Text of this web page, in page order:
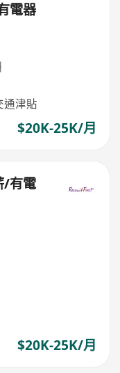
電器
通津貼
$20K-25K/月
/有電
$20K-25K/月